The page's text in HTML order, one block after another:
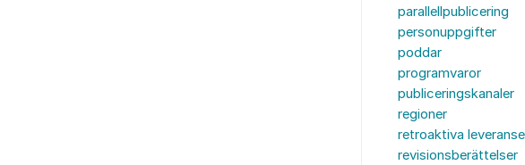
parallellpublicering
personuppgifter
poddar
programvaror
publiceringskanaler
regioner
retroaktiva
revisionsberättelser